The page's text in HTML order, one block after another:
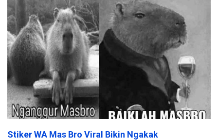
Stiker WA Mas Bro Viral Bikin Ngakak